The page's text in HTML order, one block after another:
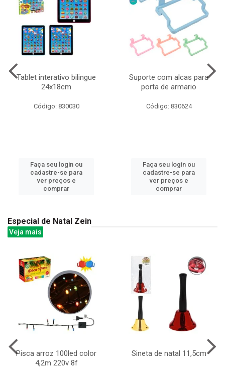
Tablet interativo bilingue
24x18cm
Código: 830030
Faça seu login ou
cadastre-se para
ver preços e
comprar
Suporte com alcas para
porta de armario
Código: 830624
Faça seu login ou
cadastre-se para
ver preços e
comprar
Especial de Natal Zein
Veja mais
Pisca arroz 100led color
4,2m 220v 8f
Sineta de natal 11,5cm